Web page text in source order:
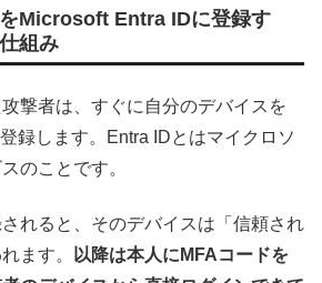
Microsoft Entra IDに登録す
組み
撃者は、すぐに自分のデバイスを
録します。Entra IDとはマイクロソ
のことです。
れると、そのデバイスは「信頼され
ます。
以降は本人にMFAコードを